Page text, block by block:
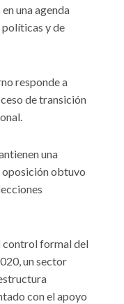
una agenda
y de
responde a
de transición
una
oposición obtuvo
control formal del
un sector
con el apoyo